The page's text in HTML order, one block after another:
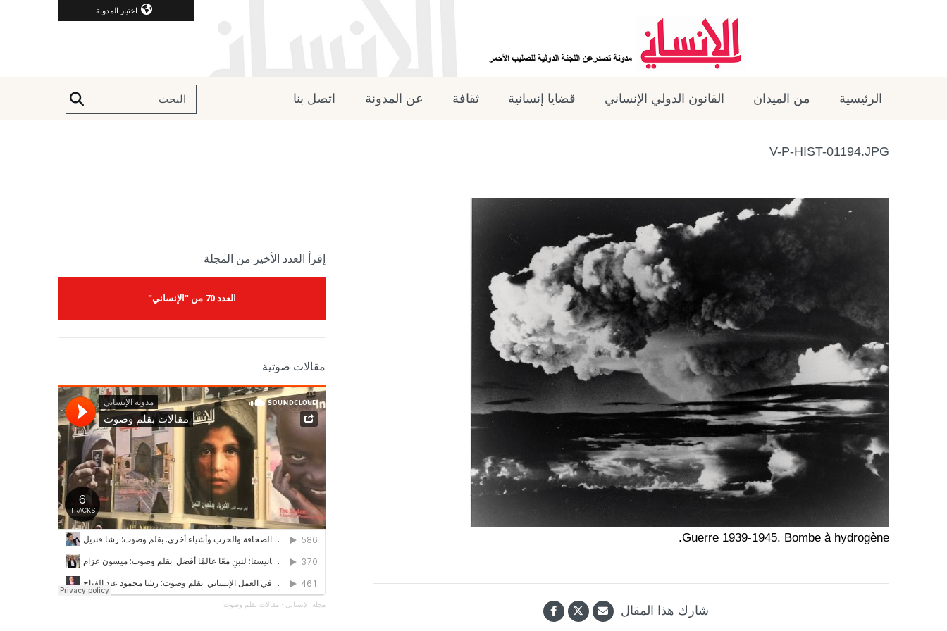
اختيار المدونة
الرئيسية من الميدان القانون الدولي الإنساني قضايا إنسانية ثقافة عن المدونة اتصل بنا
V-P-HIST-01194.JPG
Guerre 1939-1945. Bombe à hydrogène.
شارك هذا المقال
إقرأ العدد الأخير من المجلة
العدد 70 من "الإنساني"
مقالات صوتية
مجلة الإنساني · مقالات بقلم وصوت